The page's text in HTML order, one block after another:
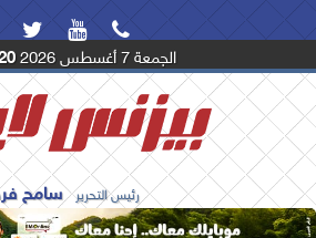
  
الجمعة 7 أغسطس 2026
رئيس التحرير سامح